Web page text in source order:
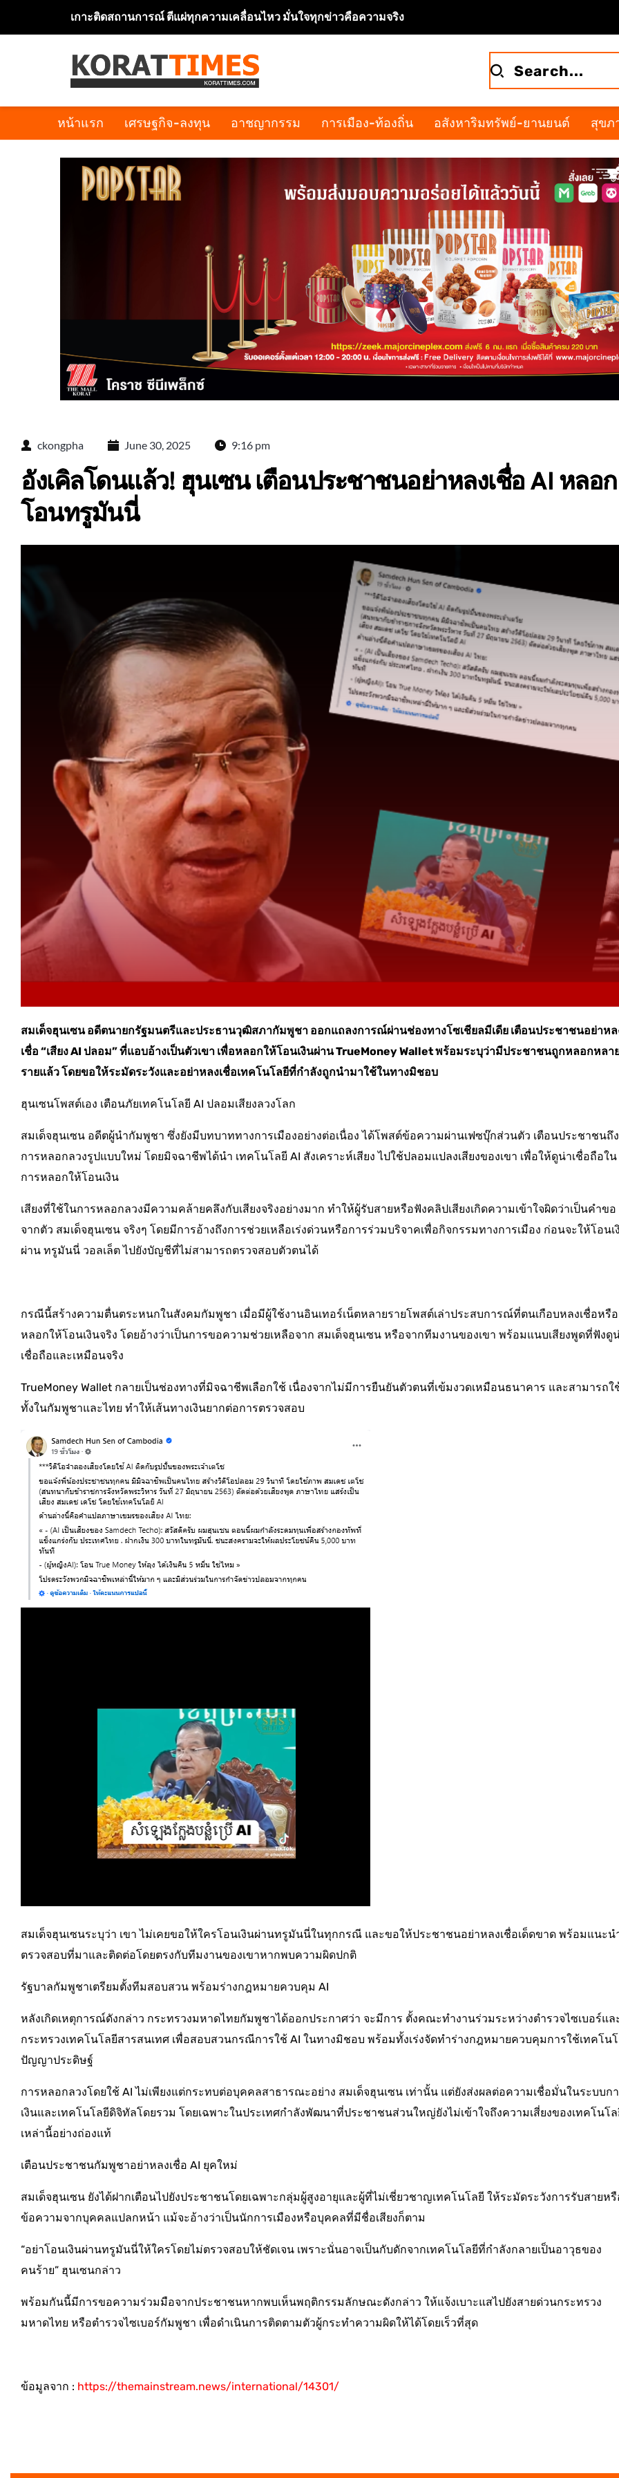
เกาะติดสถานการณ์ ตีแผ่ทุกความเคลื่อนไหว มั่นใจทุกข่าวคือความจริง
หน้าแรก เศรษฐกิจ-ลงทุน อาชญากรรม การเมือง-ท้องถิ่น อสังหาริมทรัพย์-ยานยนต์ สุขภ
ckongpha June 30, 2025 9:16 pm
อังเคิลโดนแล้ว! ฮุนเซน เตือนประชาชนอย่าหลงเชื่อ AI หลอก
โอนทรูมันนี่
สมเด็จฮุนเซน อดีตนายกรัฐมนตรีและประธานวุฒิสภากัมพูชา ออกแถลงการณ์ผ่านช่องทางโซเชียลมีเดีย เตือนประชาชนอย่าหล
เชื่อ “เสียง AI ปลอม” ที่แอบอ้างเป็นตัวเขา เพื่อหลอกให้โอนเงินผ่าน TrueMoney Wallet พร้อมระบุว่ามีประชาชนถูกหลอกหลา
รายแล้ว โดยขอให้ระมัดระวังและอย่าหลงเชื่อเทคโนโลยีที่กำลังถูกนำมาใช้ในทางมิชอบ
ฮุนเซนโพสต์เอง เตือนภัยเทคโนโลยี AI ปลอมเสียงลวงโลก
สมเด็จฮุนเซน อดีตผู้นำกัมพูชา ซึ่งยังมีบทบาททางการเมืองอย่างต่อเนื่อง ได้โพสต์ข้อความผ่านเฟซบุ๊กส่วนตัว เตือนประชาชนถึง
การหลอกลวงรูปแบบใหม่ โดยมิจฉาชีพได้นำ เทคโนโลยี AI สังเคราะห์เสียง ไปใช้ปลอมแปลงเสียงของเขา เพื่อให้ดูน่าเชื่อถือใน
การหลอกให้โอนเงิน
เสียงที่ใช้ในการหลอกลวงมีความคล้ายคลึงกับเสียงจริงอย่างมาก ทำให้ผู้รับสายหรือฟังคลิปเสียงเกิดความเข้าใจผิดว่าเป็นคำขอ
จากตัว สมเด็จฮุนเซน จริงๆ โดยมีการอ้างถึงการช่วยเหลือเร่งด่วนหรือการร่วมบริจาคเพื่อกิจกรรมทางการเมือง ก่อนจะให้โอนเ
ผ่าน ทรูมันนี่ วอลเล็ต ไปยังบัญชีที่ไม่สามารถตรวจสอบตัวตนได้
กรณีนี้สร้างความตื่นตระหนกในสังคมกัมพูชา เมื่อมีผู้ใช้งานอินเทอร์เน็ตหลายรายโพสต์เล่าประสบการณ์ที่ตนเกือบหลงเชื่อหรื
หลอกให้โอนเงินจริง โดยอ้างว่าเป็นการขอความช่วยเหลือจาก สมเด็จฮุนเซน หรือจากทีมงานของเขา พร้อมแนบเสียงพูดที่ฟังดู
เชื่อถือและเหมือนจริง
TrueMoney Wallet กลายเป็นช่องทางที่มิจฉาชีพเลือกใช้ เนื่องจากไม่มีการยืนยันตัวตนที่เข้มงวดเหมือนธนาคาร และสามารถใ
ทั้งในกัมพูชาและไทย ทำให้เส้นทางเงินยากต่อการตรวจสอบ
สมเด็จฮุนเซนระบุว่า เขา ไม่เคยขอให้ใครโอนเงินผ่านทรูมันนี่ในทุกกรณี และขอให้ประชาชนอย่าหลงเชื่อเด็ดขาด พร้อมแนะน
ตรวจสอบที่มาและติดต่อโดยตรงกับทีมงานของเขาหากพบความผิดปกติ
รัฐบาลกัมพูชาเตรียมตั้งทีมสอบสวน พร้อมร่างกฎหมายควบคุม AI
หลังเกิดเหตุการณ์ดังกล่าว กระทรวงมหาดไทยกัมพูชาได้ออกประกาศว่า จะมีการ ตั้งคณะทำงานร่วมระหว่างตำรวจไซเบอร์แล
กระทรวงเทคโนโลยีสารสนเทศ เพื่อสอบสวนกรณีการใช้ AI ในทางมิชอบ พร้อมทั้งเร่งจัดทำร่างกฎหมายควบคุมการใช้เทคโน
ปัญญาประดิษฐ์
การหลอกลวงโดยใช้ AI ไม่เพียงแต่กระทบต่อบุคคลสาธารณะอย่าง สมเด็จฮุนเซน เท่านั้น แต่ยังส่งผลต่อความเชื่อมั่นในระบบก
เงินและเทคโนโลยีดิจิทัลโดยรวม โดยเฉพาะในประเทศกำลังพัฒนาที่ประชาชนส่วนใหญ่ยังไม่เข้าใจถึงความเสี่ยงของเทคโนโล
เหล่านี้อย่างถ่องแท้
เตือนประชาชนกัมพูชาอย่าหลงเชื่อ AI ยุคใหม่
สมเด็จฮุนเซน ยังได้ฝากเตือนไปยังประชาชนโดยเฉพาะกลุ่มผู้สูงอายุและผู้ที่ไม่เชี่ยวชาญเทคโนโลยี ให้ระมัดระวังการรับสายหรื
ข้อความจากบุคคลแปลกหน้า แม้จะอ้างว่าเป็นนักการเมืองหรือบุคคลที่มีชื่อเสียงก็ตาม
“อย่าโอนเงินผ่านทรูมันนี่ให้ใครโดยไม่ตรวจสอบให้ชัดเจน เพราะนั่นอาจเป็นกับดักจากเทคโนโลยีที่กำลังกลายเป็นอาวุธของ
คนร้าย” ฮุนเซนกล่าว
พร้อมกันนี้มีการขอความร่วมมือจากประชาชนหากพบเห็นพฤติกรรมลักษณะดังกล่าว ให้แจ้งเบาะแสไปยังสายด่วนกระทรวง
มหาดไทย หรือตำรวจไซเบอร์กัมพูชา เพื่อดำเนินการติดตามตัวผู้กระทำความผิดให้ได้โดยเร็วที่สุด
ข้อมูลจาก : https://themainstream.news/international/14301/